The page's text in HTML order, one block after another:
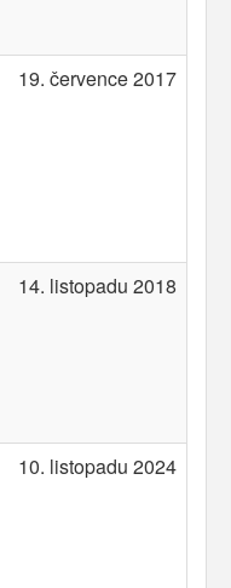
19. července 2017
14. listopadu 2018
10. listopadu 2024